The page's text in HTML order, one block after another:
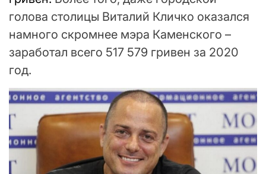
голова столицы Виталий Кличко оказался
намного скромнее мэра Каменского –
заработал всего 517 579 гривен за 2020
год.